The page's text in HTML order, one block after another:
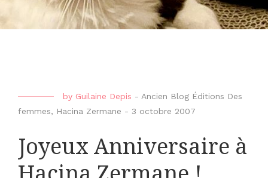
by Guilaine Depis - Ancien Blog Éditions Des
femmes, Hacina Zermane - 3 octobre 2007
Joyeux Anniversaire à